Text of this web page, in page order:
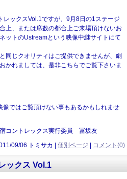
ックスVol.1ですが、9月8日の1ステージ
上、または席数の都合上ご来場頂けないお
ットのUstreamという映像中継サイトにて
同じクオリティはご提供できませんが、劇
かれましては、是非こちらでご覧下さいま
ではご覧頂けない事もあるかもしれませ
コントレックス実行委員 冨坂友
09/06 トミサカ | 個別ページ コメント(0)
ックス Vol.1